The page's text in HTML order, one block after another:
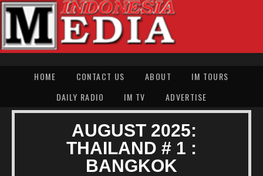
HOME CONTACT US ABOUT
IM TOURS
DAILY RADIO
IM TV ADVERTISE
AUGUST 2025:
THAILAND # 1 :
BANGKOK